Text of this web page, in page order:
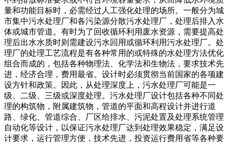
量和功能目标时，必需经过人工强化处理的场所。一般分为城
市集中污水处理厂和各污染源分散污水处理厂，处理后排入水
体或城市管道。有时为了回收循环利用废水资源，需要提高处
理后出水水质时则需建设污水回用或循环利用污水处理厂。处
理厂的处理工艺流程是有各种常用的或特殊的水处理方法优化
组合而成的，包括各种物理法、化学法和生物法，要求技术先
进，经济合理，费用最省。设计时必须贯彻当前国家的各项建
设方针和政策。因此，从处理深度上，污水处理厂可能是一
级、二级、三级或深度处理。污水处理厂设计包括各种不同处
理的构筑物，附属建筑物，管道的平面和高程设计并进行道
路、绿化、管道综合、厂区给排水、污泥处置及处理系统管理
自动化等设计，以保证污水处理厂达到处理效果稳定，满足设
计要求，运行管理方便，技术先进，投资运行费用省等各种要